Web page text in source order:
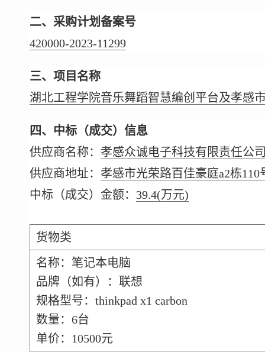
二、采购计划备案号
420000-2023-11299
三、项目名称
湖北工程学院音乐舞蹈智慧编创平台及孝感
四、中标（成交）信息
供应商名称： 孝感众诚电子科技有限责任公
供应商地址： 孝感市光荣路百佳豪庭a2栋110
中标（成交）金额： 39.4(万元)
货物类
名称：笔记本电脑
品牌（如有）：联想
规格型号：thinkpad x1 carbon
数量：6台
单价：10500元